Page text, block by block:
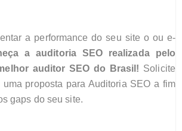
a performance do seu site o ou e-
a auditoria SEO realizada pelo
auditor SEO do Brasil! Solicite
uma proposta para Auditoria SEO a fim
gaps do seu site.